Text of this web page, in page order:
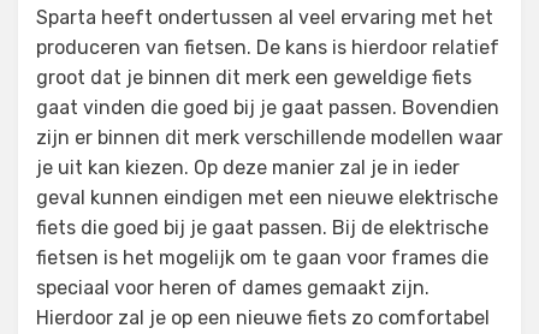
Sparta heeft ondertussen al veel ervaring met het
produceren van fietsen. De kans is hierdoor relatief
groot dat je binnen dit merk een geweldige fiets
gaat vinden die goed bij je gaat passen. Bovendien
zijn er binnen dit merk verschillende modellen waar
je uit kan kiezen. Op deze manier zal je in ieder
geval kunnen eindigen met een nieuwe elektrische
fiets die goed bij je gaat passen. Bij de elektrische
fietsen is het mogelijk om te gaan voor frames die
speciaal voor heren of dames gemaakt zijn.
Hierdoor zal je op een nieuwe fiets zo comfortabel